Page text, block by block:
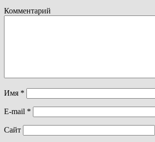
Комментарий
Имя *
E-mail *
Сайт